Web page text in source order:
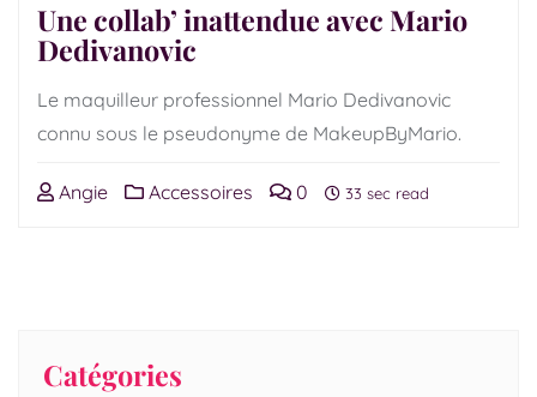
Une collab’ inattendue avec Mario
Dedivanovic
Le maquilleur professionnel Mario Dedivanovic
connu sous le pseudonyme de MakeupByMario.
Angie Accessoires 0 33 sec read
Catégories